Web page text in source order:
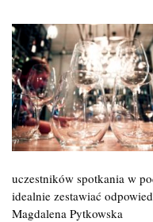
uczestników spotkania w
idealnie zestawiać
Magdalena Pytkowska